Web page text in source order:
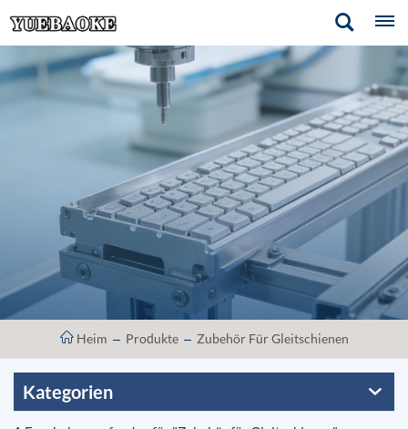
Heim Produkte Zubehör Für Gleitschienen
Kategorien